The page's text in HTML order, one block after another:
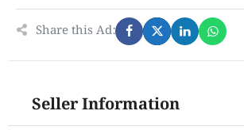
Share this Ad:
Seller Information